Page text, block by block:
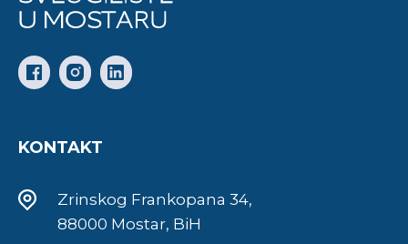
KONTAKT
Zrinskog Frankopana 34,
88000 Mostar, BiH